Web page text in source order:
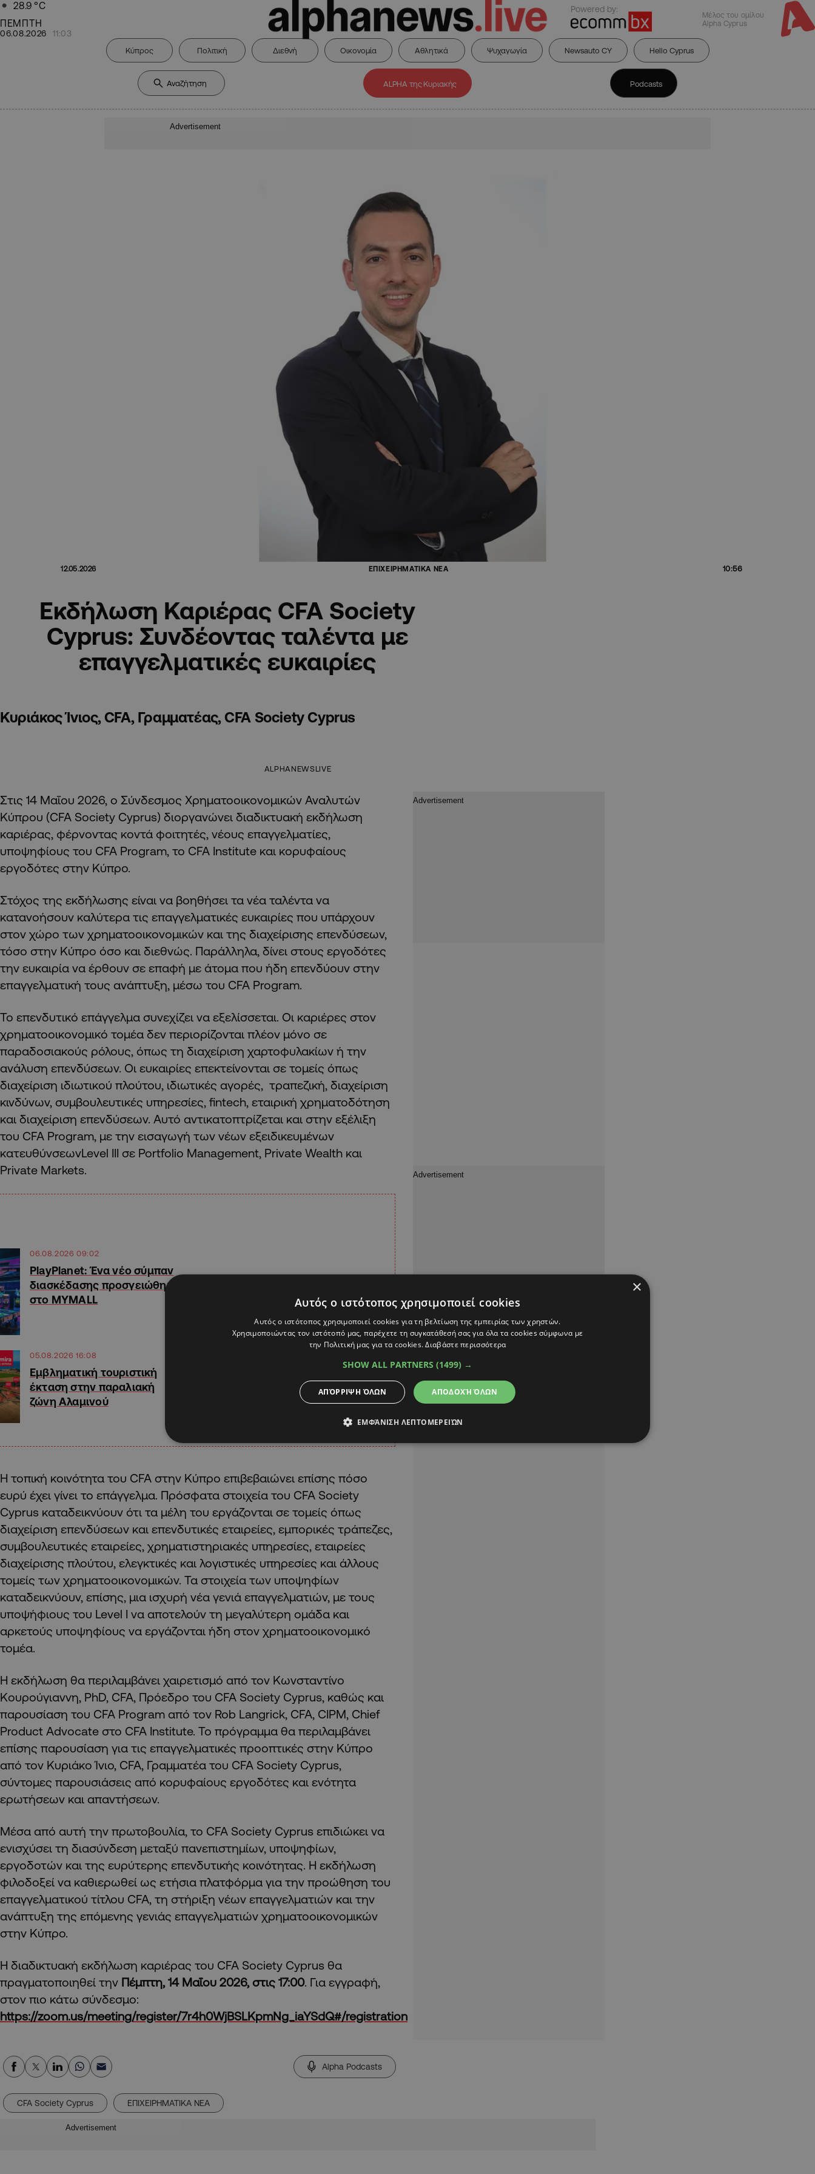
28.9 °C
ΠΕΜΠΤΗ
06.08.2026 11:03
Powered by:
Μέλος του ομίλου
Alpha Cyprus
Κύπρος Πολιτική Διεθνή Οικονομία Αθλητικά Ψυχαγωγία Newsauto CY Hello Cyprus
ALPHA της Κυριακής Podcasts
Advertisement
12.05.2026 ΕΠΙΧΕΙΡΗΜΑΤΙΚΑ ΝΕΑ 10:56
Εκδήλωση Καριέρας CFA Society
Cyprus: Συνδέοντας ταλέντα με
επαγγελματικές ευκαιρίες
Κυριάκος Ίνιος, CFA, Γραμματέας, CFA Society Cyprus
ALPHANEWSLIVE
Στις 14 Μαΐου 2026, ο Σύνδεσμος Χρηματοοικονομικών Αναλυτών
Κύπρου (CFA Society Cyprus) διοργανώνει διαδικτυακή εκδήλωση
καριέρας, φέρνοντας κοντά φοιτητές, νέους επαγγελματίες,
υποψηφίους του CFA Program, το CFA Institute και κορυφαίους
εργοδότες στην Κύπρο.
Στόχος της εκδήλωσης είναι να βοηθήσει τα νέα ταλέντα να
κατανοήσουν καλύτερα τις επαγγελματικές ευκαιρίες που υπάρχουν
στον χώρο των χρηματοοικονομικών και της διαχείρισης επενδύσεων,
τόσο στην Κύπρο όσο και διεθνώς. Παράλληλα, δίνει στους εργοδότες
την ευκαιρία να έρθουν σε επαφή με άτομα που ήδη επενδύουν στην
επαγγελματική τους ανάπτυξη, μέσω του CFA Program.
Το επενδυτικό επάγγελμα συνεχίζει να εξελίσσεται. Οι καριέρες στον
χρηματοοικονομικό τομέα δεν περιορίζονται πλέον μόνο σε
παραδοσιακούς ρόλους, όπως τη διαχείριση χαρτοφυλακίων ή την
ανάλυση επενδύσεων. Οι ευκαιρίες επεκτείνονται σε τομείς όπως
διαχείριση ιδιωτικού πλούτου, ιδιωτικές αγορές, τραπεζική, διαχείριση
κινδύνων, συμβουλευτικές υπηρεσίες, fintech, εταιρική χρηματοδότηση
και διαχείριση επενδύσεων. Αυτό αντικατοπτρίζεται και στην εξέλιξη
του CFA Program, με την εισαγωγή των νέων εξειδικευμένων
κατευθύνσεωνLevel III σε Portfolio Management, Private Wealth και
Private Markets.
06.08.2026 09:02
PlayPlanet: Ένα νέο σύμπαν
διασκέδασης προσγειώθηκε
στο MYMALL
05.08.2026 16:08
Εμβληματική τουριστική
έκταση στην παραλιακή
ζώνη Αλαμινού
Η τοπική κοινότητα του CFA στην Κύπρο επιβεβαιώνει επίσης πόσο
ευρύ έχει γίνει το επάγγελμα. Πρόσφατα στοιχεία του CFA Society
Cyprus καταδεικνύουν ότι τα μέλη του εργάζονται σε τομείς όπως
διαχείριση επενδύσεων και επενδυτικές εταιρείες, εμπορικές τράπεζες,
συμβουλευτικές εταιρείες, χρηματιστηριακές υπηρεσίες, εταιρείες
διαχείρισης πλούτου, ελεγκτικές και λογιστικές υπηρεσίες και άλλους
τομείς των χρηματοοικονομικών. Τα στοιχεία των υποψηφίων
καταδεικνύουν, επίσης, μια ισχυρή νέα γενιά επαγγελματιών, με τους
υποψήφιους του Level I να αποτελούν τη μεγαλύτερη ομάδα και
αρκετούς υποψηφίους να εργάζονται ήδη στον χρηματοοικονομικό
τομέα.
Η εκδήλωση θα περιλαμβάνει χαιρετισμό από τον Κωνσταντίνο
Κουρούγιαννη, PhD, CFA, Πρόεδρο του CFA Society Cyprus, καθώς και
παρουσίαση του CFA Program από τον Rob Langrick, CFA, CIPM, Chief
Product Advocate στο CFA Institute. Το πρόγραμμα θα περιλαμβάνει
επίσης παρουσίαση για τις επαγγελματικές προοπτικές στην Κύπρο
από τον Κυριάκο Ίνιο, CFA, Γραμματέα του CFA Society Cyprus,
σύντομες παρουσιάσεις από κορυφαίους εργοδότες και ενότητα
ερωτήσεων και απαντήσεων.
Μέσα από αυτή την πρωτοβουλία, το CFA Society Cyprus επιδιώκει να
ενισχύσει τη διασύνδεση μεταξύ πανεπιστημίων, υποψηφίων,
εργοδοτών και της ευρύτερης επενδυτικής κοινότητας. Η εκδήλωση
φιλοδοξεί να καθιερωθεί ως ετήσια πλατφόρμα για την προώθηση του
επαγγελματικού τίτλου CFA, τη στήριξη νέων επαγγελματιών και την
ανάπτυξη της επόμενης γενιάς επαγγελματιών χρηματοοικονομικών
στην Κύπρο.
Η διαδικτυακή εκδήλωση καριέρας του CFA Society Cyprus θα
πραγματοποιηθεί την Πέμπτη, 14 Μαΐου 2026, στις 17:00. Για εγγραφή,
στον πιο κάτω σύνδεσμο:
https://zoom.us/meeting/register/7r4h0WjBSLKpmNg_iaYSdQ#/registration
Alpha Podcasts
CFA Society Cyprus ΕΠΙΧΕΙΡΗΜΑΤΙΚΑ ΝΕΑ
Advertisement
×
Αυτός ο ιστότοπος χρησιμοποιεί cookies
Αυτός ο ιστότοπος χρησιμοποιεί cookies για τη βελτίωση της εμπειρίας των χρηστών.
Χρησιμοποιώντας τον ιστότοπό μας, παρέχετε τη συγκατάθεσή σας για όλα τα cookies σύμφωνα με
την Πολιτική μας για τα cookies.Διαβάστε περισσότερα
SHOW ALL PARTNERS (1499) →
ΑΠΟΔΟΧΉ ΌΛΩΝ
ΑΠΌΡΡΙΨΗ ΌΛΩΝ
ΕΜΦΆΝΙΣΗ ΛΕΠΤΟΜΕΡΕΙΏΝ